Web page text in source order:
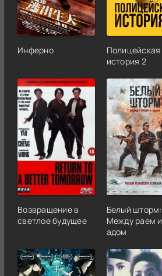
Инферно
Полицейская
история 2
Возвращение в
светлое будущее
Белый шторм:
Между раем и
адом